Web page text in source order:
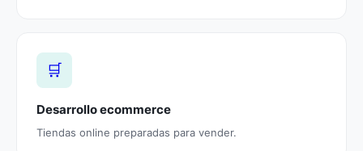
🛒
Desarrollo ecommerce
Tiendas online preparadas para vender.